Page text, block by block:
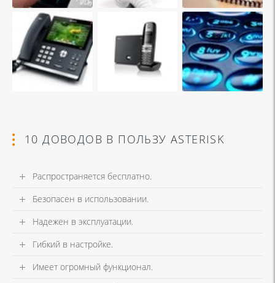
10 ДОВОДОВ В ПОЛЬЗУ ASTERISK
Распространяется бесплатно.
Безопасен в использовании.
Надежен в эксплуатации.
Гибкий в настройке.
Имеет огромный функционал.